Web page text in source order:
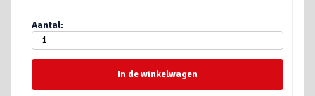
Aantal:
In de winkelwagen